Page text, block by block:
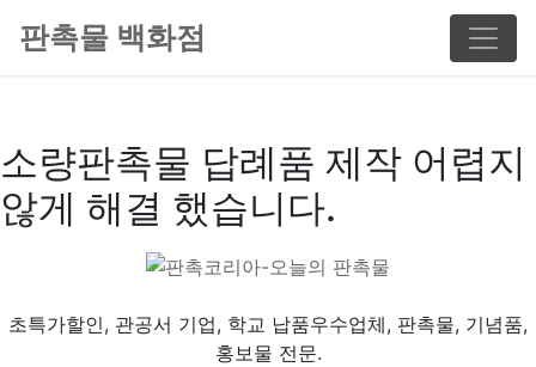
판촉물 백화점
소량판촉물 답례품 제작 어렵지
않게 해결 했습니다.
초특가할인, 관공서 기업, 학교 납품우수업체, 판촉물, 기념품,
홍보물 전문.